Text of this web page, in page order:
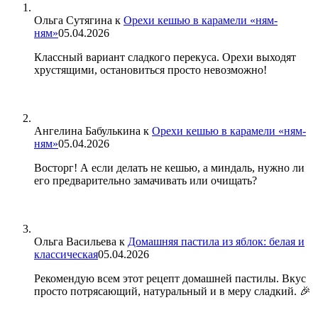
Ольга Сутягина к Орехи кешью в карамели «ням-
ням»05.04.2026
Классный вариант сладкого перекуса. Орехи выходят
хрустящими, остановиться просто невозможно!
Ангелина Бабулькина к Орехи кешью в карамели «ням-
ням»05.04.2026
Восторг! А если делать не кешью, а миндаль, нужно ли
его предварительно замачивать или очищать?
Ольга Васильева к Домашняя пастила из яблок: белая и
классическая05.04.2026
Рекомендую всем этот рецепт домашней пастилы. Вкус
просто потрясающий, натуральный и в меру сладкий. 🎉